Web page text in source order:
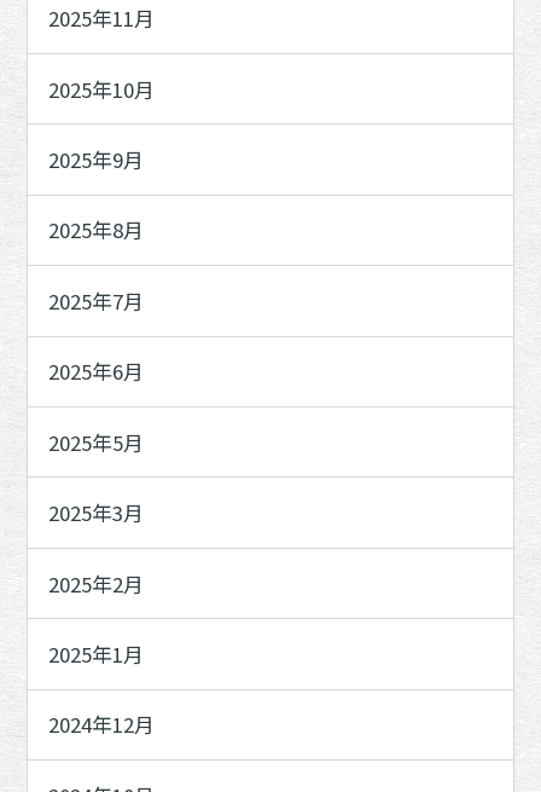
2025年11月
2025年10月
2025年9月
2025年8月
2025年7月
2025年6月
2025年5月
2025年3月
2025年2月
2025年1月
2024年12月